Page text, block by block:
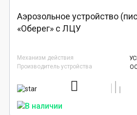
Аэрозольное устройство
«Оберег» с ЛЦУ
Механизм действия
Производитель устройства